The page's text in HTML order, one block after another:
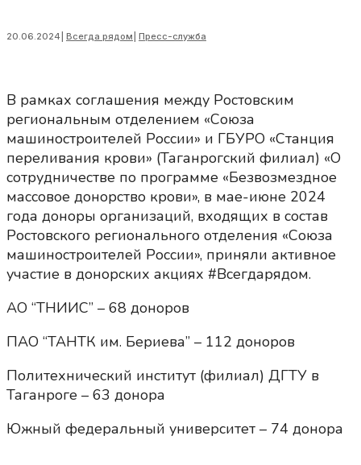
20.06.2024 Всегда рядом Пресс-служба
В рамках соглашения между Ростовским
региональным отделением «Союза
машиностроителей России» и ГБУРО «Станция
переливания крови» (Таганрогский филиал) «О
сотрудничестве по программе «Безвозмездное
массовое донорство крови», в мае-июне 2024
года доноры организаций, входящих в состав
Ростовского регионального отделения «Союза
машиностроителей России», приняли активное
участие в донорских акциях #Всегдарядом.
АО “ТНИИС” – 68 доноров
ПАО “ТАНТК им. Бериева” – 112 доноров
Политехнический институт (филиал) ДГТУ в
Таганроге – 63 донора
Южный федеральный университет – 74 донора